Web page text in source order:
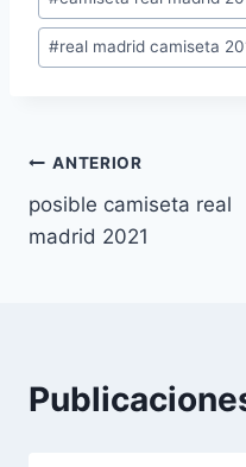
entrada:
#real madrid camiseta
Navegación
de
ANTERIOR
posible camiseta real
madrid 2021